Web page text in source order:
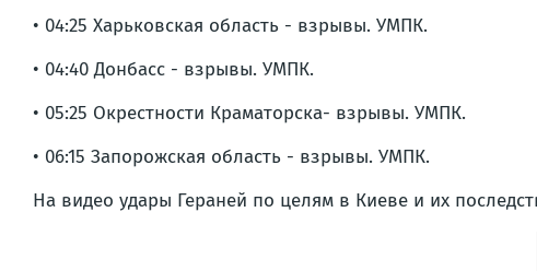
• 04:25 Харьковская область - взрывы. УМПК.
• 04:40 Донбасс - взрывы. УМПК.
• 05:25 Окрестности Краматорска- взрывы. УМПК.
• 06:15 Запорожская область - взрывы. УМПК.
На видео удары Гераней по целям в Киеве и их